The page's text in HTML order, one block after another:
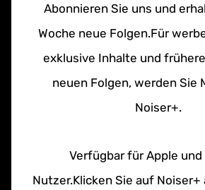
Abonnieren Sie uns und
Woche neue Folgen.Für
exklusive Inhalte und
neuen Folgen, werden Sie
Noiser+.
Verfügbar für Apple und
Nutzer.Klicken Sie auf